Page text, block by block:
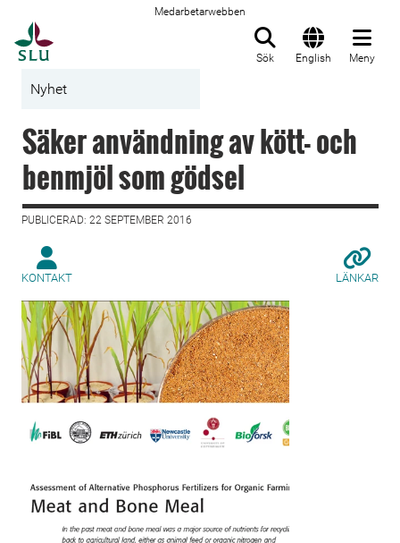
Medarbetarwebben
Sök English Meny
Nyhet
Säker användning av kött- och
benmjöl som gödsel
PUBLICERAD: 22 SEPTEMBER 2016
KONTAKT LÄNKAR